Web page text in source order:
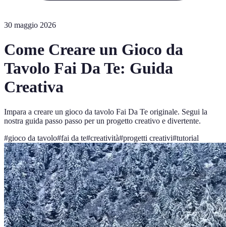
30 maggio 2026
Come Creare un Gioco da
Tavolo Fai Da Te: Guida
Creativa
Impara a creare un gioco da tavolo Fai Da Te originale. Segui la
nostra guida passo passo per un progetto creativo e divertente.
#gioco da tavolo#fai da te#creatività#progetti creativi#tutorial